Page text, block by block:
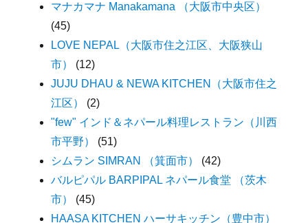
マナカマナ Manakamana （大阪市中央区）
(45)
LOVE NEPAL（大阪市住之江区、大阪狭山
市）
(12)
JUJU DHAU & NEWA KITCHEN（大阪市住之
江区）
(2)
"few" インド＆ネパール料理レストラン（川西
市平野）
(51)
シムラン SIMRAN （箕面市）
(42)
バルピパル BARPIPAL ネパール食堂 （茨木
市）
(45)
HAASA KITCHEN ハーサキッチン（豊中市）